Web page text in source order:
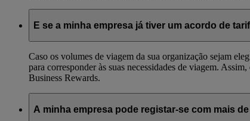
E se a minha empresa já tiver um acordo de
Caso os volumes de viagem da sua organização sejam
para corresponder às suas necessidades de viagem.
Business Rewards.
A minha empresa pode registar-se com mais